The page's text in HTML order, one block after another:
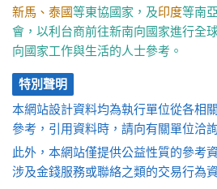
新馬、泰國等東協國家，及印度等南
會，以利台商前往新南向國家進行全
向國家工作與生活的人士參考。
特別聲明
本網站設計資料均為執行單位從各相
參考，引用資料時，請向有關單位洽
此外，本網站僅提供公益性質的參考
涉及金錢服務或聯絡之類的交易行為